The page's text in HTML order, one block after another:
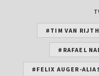
#TIM VAN
#RAFAEL
#FELIX AUGER-